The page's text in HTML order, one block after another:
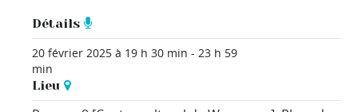
Détails
20 février 2025 à 19 h 30 min -23 h 59
min
Lieu